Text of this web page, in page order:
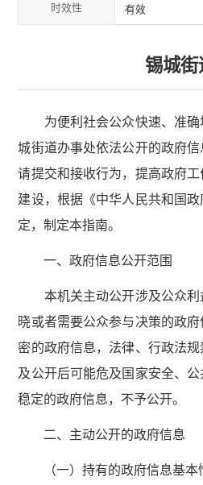
时效性 有效
锡城街
为便利社会公众快速、准确
城街道办事处依法公开的政府
请提交和接收行为，提高政府
建设，根据《中华人民共和国
定，制定本指南。
一、政府信息公开范围
本机关主动公开涉及公众利
晓或者需要公众参与决策的政
密的政府信息，法律、行政法
及公开后可能危及国家安全、
稳定的政府信息，不予公开。
二、主动公开的政府信息
（一）持有的政府信息基本